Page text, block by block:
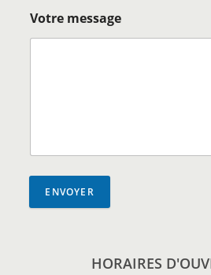
Votre message
ENVOYER
HORAIRES